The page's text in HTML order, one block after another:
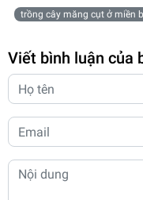
trồng cây măng cụt ở miền
Viết bình luận của